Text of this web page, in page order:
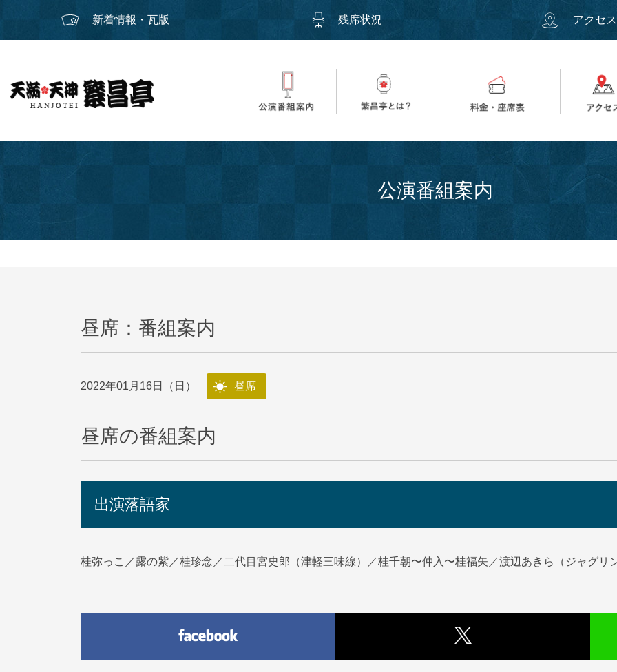
新着情報・瓦版 残席状況 アクセス
公演番組案内
昼席：番組案内
2022年01月16日（日） 昼席
昼席の番組案内
出演落語家
桂弥っこ／露の紫／桂珍念／二代目宮史郎（津軽三味線）／桂千朝〜仲入〜桂福矢／渡辺あきら（ジャグリ